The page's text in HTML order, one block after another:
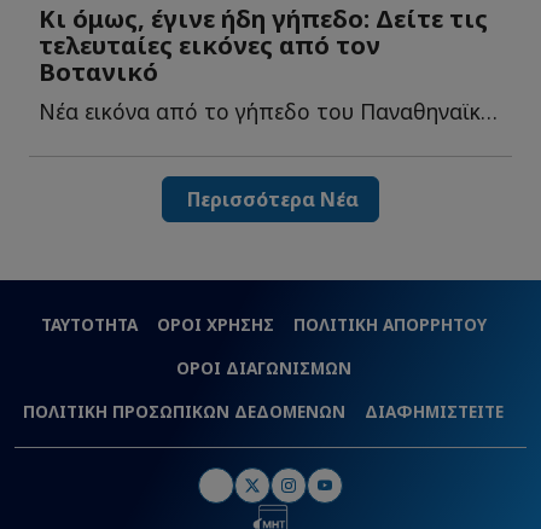
Κι όμως, έγινε ήδη γήπεδο: Δείτε τις
τελευταίες εικόνες από τον
Βοτανικό
Νέα εικόνα από το γήπεδο του Παναθηναϊκού και τις εγκαταστάσεις τ...
Περισσότερα Νέα
ΤΑΥΤΟΤΗΤΑ ΟΡΟΙ ΧΡΗΣΗΣ
ΠΟΛΙΤΙΚΗ ΑΠΟΡΡΗΤΟΥ
ΟΡΟΙ ΔΙΑΓΩΝΙΣΜΩΝ
ΠΟΛΙΤΙΚΗ ΠΡΟΣΩΠΙΚΩΝ ΔΕΔΟΜΕΝΩΝ
ΔΙΑΦΗΜΙΣΤΕΙΤΕ